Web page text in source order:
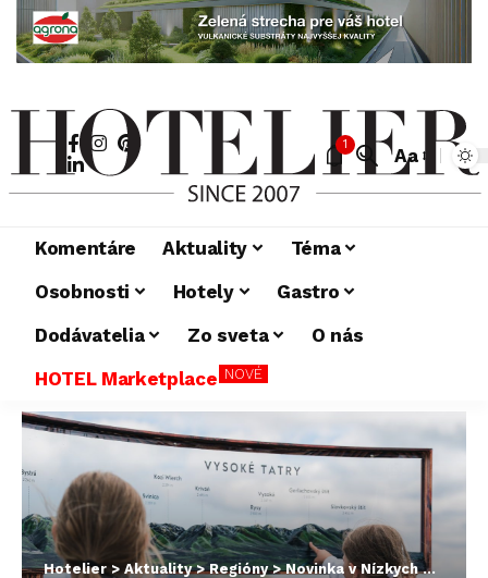
1
Aa
Komentáre Aktuality
Téma
Osobnosti
Hotely
Gastro
Dodávatelia
Zo sveta
O nás
HOTEL Marketplace NOVÉ
Hotelier > Aktuality>Regióny>Novinka v Nízkych Tatrách – turistika so sprievodcom